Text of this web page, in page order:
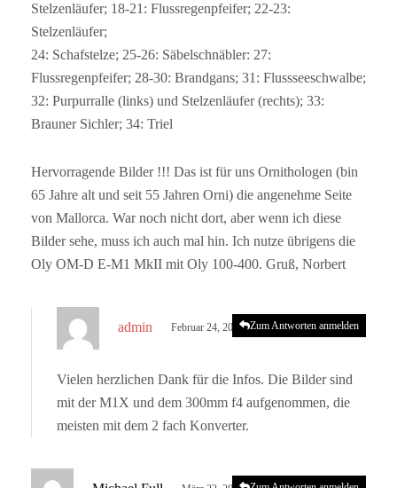
Stelzenläufer; 18-21: Flussregenpfeifer; 22-23:
Stelzenläufer;
24: Schafstelze; 25-26: Säbelschnäbler: 27:
Flussregenpfeifer; 28-30: Brandgans; 31: Flussseeschwalbe;
32: Purpurralle (links) und Stelzenläufer (rechts); 33:
Brauner Sichler; 34: Triel
Hervorragende Bilder !!! Das ist für uns Ornithologen (bin
65 Jahre alt und seit 55 Jahren Orni) die angenehme Seite
von Mallorca. War noch nicht dort, aber wenn ich diese
Bilder sehe, muss ich auch mal hin. Ich nutze übrigens die
Oly OM-D E-M1 MkII mit Oly 100-400. Gruß, Norbert
admin
t
:
Februar 24, 2023 um 4:59 p.m. Uhr
Vielen herzlichen Dank für die Infos. Die Bilder sind
mit der M1X und dem 300mm f4 aufgenommen, die
meisten mit dem 2 fach Konverter.
Zum Antworten anmelden